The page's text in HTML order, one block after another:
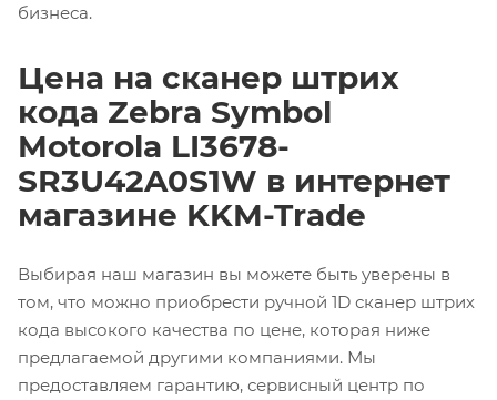
бизнеса.
Цена на сканер штрих
кода Zebra Symbol
Motorola LI3678-
SR3U42A0S1W в интернет
магазине KKM-Trade
Выбирая наш магазин вы можете быть уверены в
том, что можно приобрести ручной 1D сканер штрих
кода высокого качества по цене, которая ниже
предлагаемой другими компаниями. Мы
предоставляем гарантию, сервисный центр по